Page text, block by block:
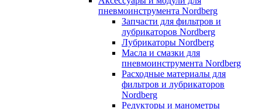
пневмоинструмента Nordberg
Запчасти для фильтров и
лубрикаторов Nordberg
Лубрикаторы Nordberg
Масла и смазки для
пневмоинструмента Nordberg
Расходные материалы для
фильтров и лубрикаторов
Nordberg
Редукторы и манометры